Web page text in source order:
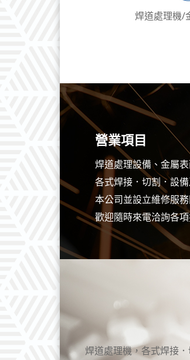
焊道處理機/
營業項目
焊道處理設備、金屬
各式焊接．切割．設
本公司並設立維修服
歡迎隨時來電洽詢各
焊道處理機，各式焊接